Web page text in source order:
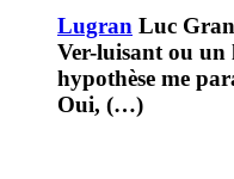
Lugran Luc
Ver-luisant ou un
hypothèse me
Oui, (…)